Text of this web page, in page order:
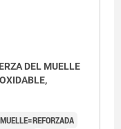
DEL MUELLE